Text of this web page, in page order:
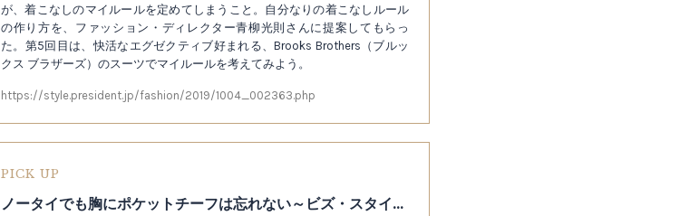
が、着こなしのマイルールを定めてしまうこと。自分なりの着こなしルール
の作り方を、ファッション・ディレクター青柳光則さんに提案してもらっ
た。第5回目は、快活なエグゼクティブ好まれる、Brooks Brothers（ブルッ
クス ブラザーズ）のスーツでマイルールを考えてみよう。
https://style.president.jp/fashion/2019/1004_002363.php
PICK UP
ノータイでも胸にポケットチーフは忘れない～ビズ・スタイルを格上げするマイルール25